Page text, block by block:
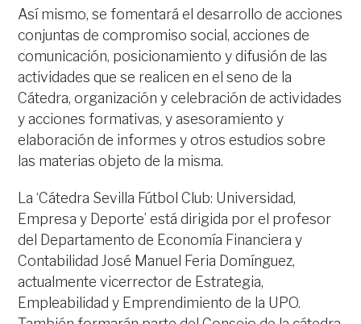
Así mismo, se fomentará el desarrollo de acciones
conjuntas de compromiso social, acciones de
comunicación, posicionamiento y difusión de las
actividades que se realicen en el seno de la
Cátedra, organización y celebración de actividades
y acciones formativas, y asesoramiento y
elaboración de informes y otros estudios sobre
las materias objeto de la misma.
La ‘Cátedra Sevilla Fútbol Club: Universidad,
Empresa y Deporte’ está dirigida por el profesor
del Departamento de Economía Financiera y
Contabilidad José Manuel Feria Domínguez,
actualmente vicerrector de Estrategia,
Empleabilidad y Emprendimiento de la UPO.